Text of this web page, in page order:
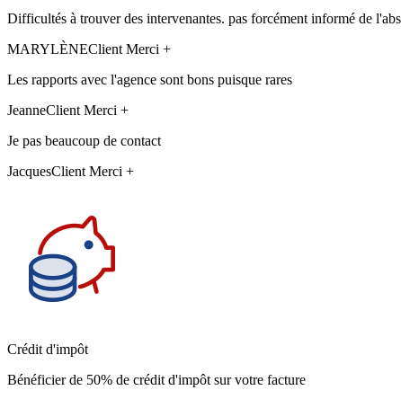
Difficultés à trouver des intervenantes. pas forcément informé de
MARYLÈNEClient Merci +
Les rapports avec l'agence sont bons puisque rares
JeanneClient Merci +
Je pas beaucoup de contact
JacquesClient Merci +
Crédit d'impôt
Bénéficier de 50% de crédit d'impôt sur votre facture